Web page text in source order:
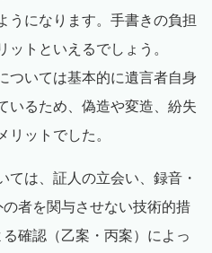
うになります。手書きの負担
ットといえるでしょう。
ついては基本的に遺言者自身
いるため、偽造や変造、紛失
リットでした。
ては、証人の立会い、録音・
者を関与させない技術的措
確認（乙案・丙案）によっ